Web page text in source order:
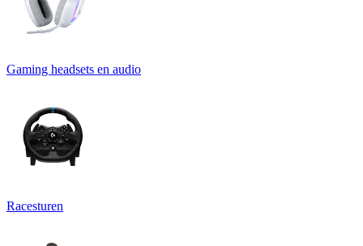
Gaming headsets en audio
Racesturen